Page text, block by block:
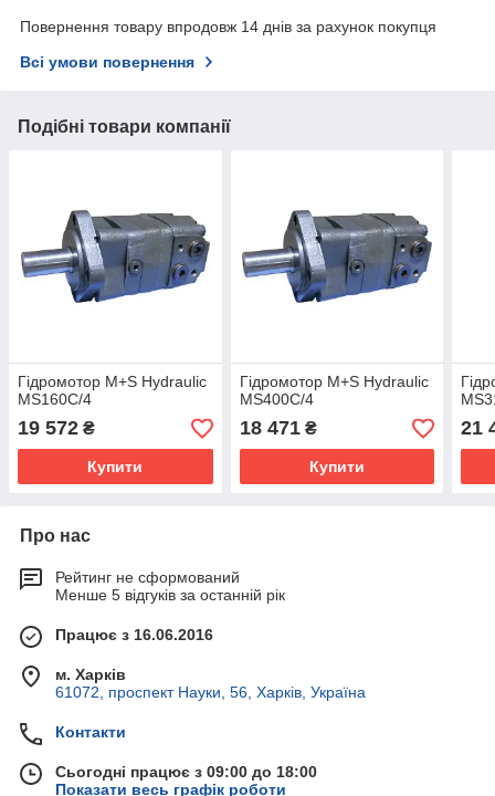
Повернення товару впродовж 14 днів за рахунок покупця
Всі умови повернення
Подібні товари компанії
Гідромотор M+S Hydraulic
MS160C/4
19 572 ₴
Купити
Гідромотор M+S Hydraulic
MS400C/4
18 471₴
Купити
21
Про нас
Рейтинг не сформований
Менше 5 відгуків за останній рік
Працює з 16.06.2016
м. Харків
61072, проспект Науки, 56, Харків, Україна
Контакти
Сьогодні працює з 09:00 до 18:00
Показати весь графік роботи